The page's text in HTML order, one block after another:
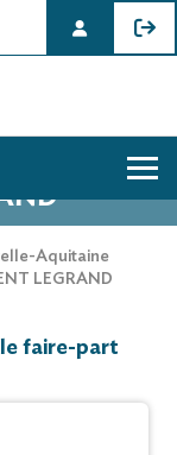
Aquitaine
LEGRAND
le faire-part